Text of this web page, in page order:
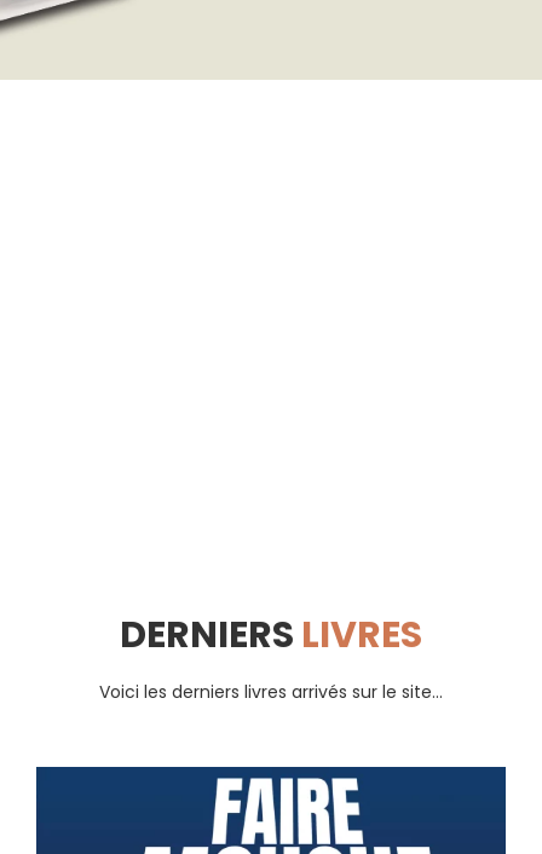
DERNIERS LIVRES
Voici les derniers livres arrivés sur le site...